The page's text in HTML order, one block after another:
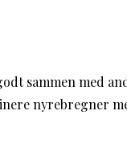
sammen med
nyrebregner